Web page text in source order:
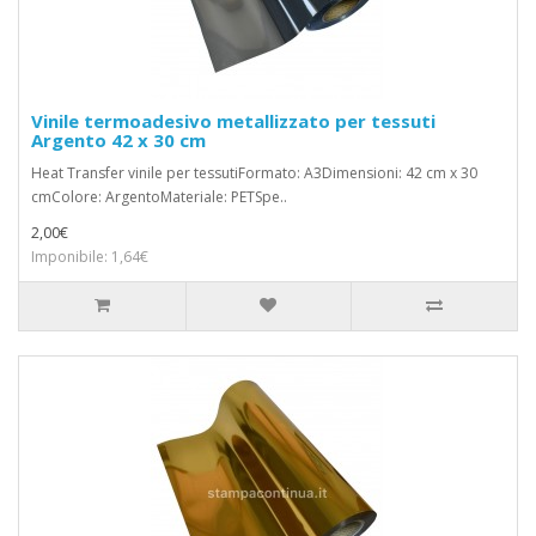
Vinile termoadesivo metallizzato per tessuti
Argento 42 x 30 cm
Heat Transfer vinile per tessutiFormato: A3Dimensioni: 42 cm x 30
cmColore: ArgentoMateriale: PETSpe..
2,00€
Imponibile: 1,64€